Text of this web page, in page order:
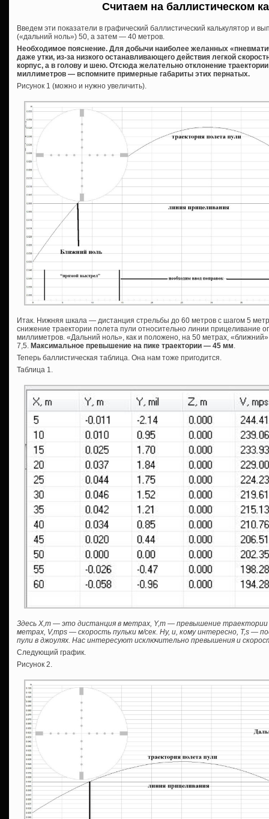
Считаем на баллистическом
Введем эти показатели в графический баллистический калькулятор и
(«дальний ноль») 50, а затем — 40 метров.
Необходимое пояснение. Для добычи наиболее желанных
даже утки, из-за низкого останавливающего действия легкой
корпус, а в голову и шею. Отсюда желательно отклонение
миллиметров — вспомните примерные габариты этих пернатых.
Рисунок 1 (можно и нужно увеличить).
Итак. Нижняя шкала — дистанция стрельбы до 60 метров с шагом 5
снижение траектории полета пули относительно линии прицеливание
миллиметров. «Дальний ноль», как и положено, на 50 метрах,
7,5. Максимальное превышение на пике траектории — 45 мм.
Теперь баллистическая таблица. Она нам тоже пригодится.
Таблица 1.
Здесь Х,m — это дистанция в метрах, Y,m — превышение траектории
метрах, V,mps — скорость пульки м/сек. Ну, и, кому интересно, T,s —
пули в джоулях. Нас интересуют исключительно превышения и
Следующий график.
Рисунок 2.